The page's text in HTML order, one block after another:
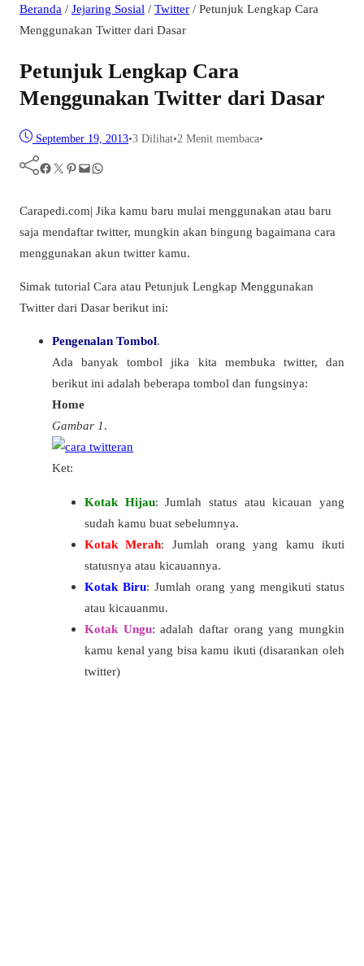
Beranda / Jejaring Sosial / Twitter / Petunjuk Lengkap Cara
Menggunakan Twitter dari Dasar
Petunjuk Lengkap Cara
Menggunakan Twitter dari Dasar
September 19, 2013•3 Dilihat•2 Menit membaca•
Facebook Twitter Pinterest Mail WhatsApp
Carapedi.com| Jika kamu baru mulai menggunakan atau baru
saja mendaftar twitter, mungkin akan bingung bagaimana cara
menggunakan akun twitter kamu.
Simak tutorial Cara atau Petunjuk Lengkap Menggunakan
Twitter dari Dasar berikut ini:
Pengenalan Tombol.
Ada banyak tombol jika kita membuka twitter, dan
berikut ini adalah beberapa tombol dan fungsinya:
Home
Gambar 1.
Ket:
Kotak Hijau: Jumlah status atau kicauan yang
sudah kamu buat sebelumnya.
Kotak Merah: Jumlah orang yang kamu ikuti
statusnya atau kicauannya.
Kotak Biru: Jumlah orang yang mengikuti status
atau kicauanmu.
Kotak Ungu: adalah daftar orang yang mungkin
kamu kenal yang bisa kamu ikuti (disarankan oleh
twitter)